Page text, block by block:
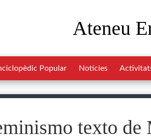
Ateneu
Popular Notícies
texto de